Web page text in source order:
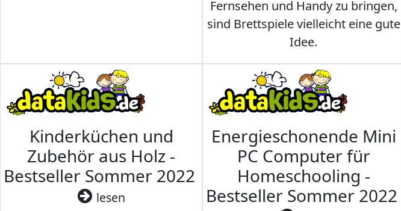
Fernsehen und Handy zu bringen,
sind Brettspiele vielleicht eine gute
Idee.
Kinderküchen und
Zubehör aus Holz -
Bestseller Sommer 2022
lesen
Energieschonende Mini
PC Computer für
Homeschooling -
Bestseller Sommer 2022